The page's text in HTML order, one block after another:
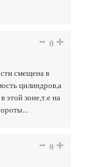
0
смещена в
цилиндров,а
этой зоне,т.е на
0